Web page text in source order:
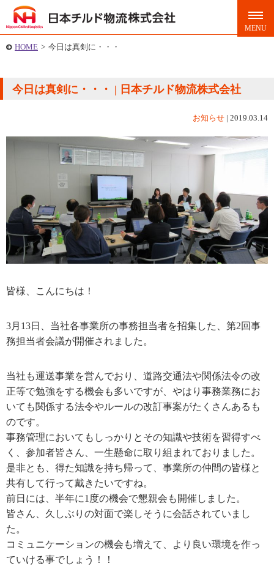
HOME > 今日は真剣に・・・
今日は真剣に・・・ | 日本チルド物流株式会社
お知らせ | 2019.03.14
皆様、こんにちは！
3月13日、当社各事業所の事務担当者を招集した、第2回事
務担当者会議が開催されました。
当社も運送事業を営んでおり、道路交通法や関係法令の改
正等で勉強をする機会も多いですが、やはり事務業務にお
いても関係する法令やルールの改訂事案がたくさんあるも
のです。
事務管理においてもしっかりとその知識や技術を習得すべ
く、参加者皆さん、一生懸命に取り組まれておりました。
是非とも、得た知識を持ち帰って、事業所の仲間の皆様と
共有して行って戴きたいですね。
前日には、半年に1度の機会で懇親会も開催しました。
皆さん、久しぶりの対面で楽しそうに会話されていまし
た。
コミュニケーションの機会も増えて、より良い環境を作っ
ていける事でしょう！！